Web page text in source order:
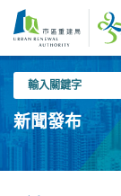
要
入
關
鍵
新聞發布